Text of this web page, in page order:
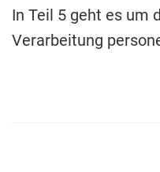
In Teil 5 geht es um
Verarbeitung